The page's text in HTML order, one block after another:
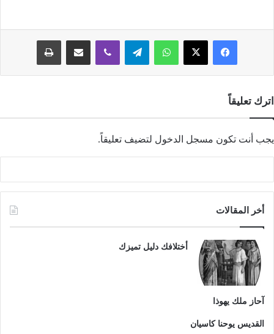
فيسبوك‫X واتسابتيلقرامڤايبر مشاركة عبر البريد طباعة
اترك تعليقاً
يجب أنت تكون مسجل الدخول لتضيف تعليقاً.
أخر المقالات
أختلافك دليل تميزك
آحاز ملك يهوذا
القديس يوحنا كاسيان